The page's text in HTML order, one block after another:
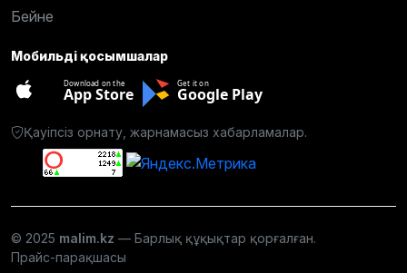
Бейне
Мобильді қосымшалар
Download on the
App Store
Get it on
Google Play
Қауіпсіз орнату, жарнамасыз хабарламалар.
© 2025 malim.kz — Барлық құқықтар қорғалған.
Прайс-парақшасы